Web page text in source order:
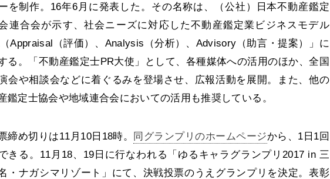
を制作。16年6月に発表した。その名称は、（公社）日本不動産鑑定
連合会が示す、社会ニーズに対応した不動産鑑定業ビジネスモデル
（Appraisal（評価）、Analysis（分析）、Advisory（助言・提案）」に
る。「不動産鑑定士PR大使」として、各種媒体への活用のほか、全国
会や相談会などに着ぐるみを登場させ、広報活動を展開。また、他の
鑑定士協会や地域連合会においての活用も推奨している。
締め切りは11月10日18時。 同グランプリのホームページから、1日1回
きる。11月18、19日に行なわれる「ゆるキャラグランプリ2017 in 三
・ナガシマリゾート」にて、決戦投票のうえグランプリを決定。表彰